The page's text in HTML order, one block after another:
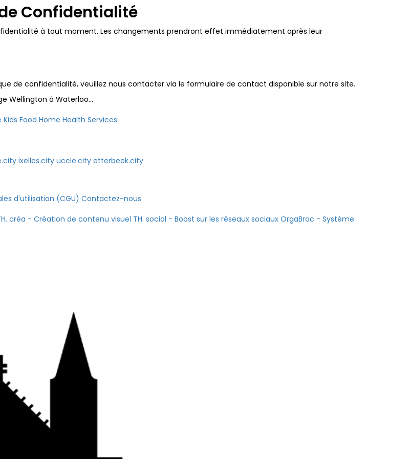
Confidentialité
à tout moment. Les changements prendront effet immédiatement après leur
de confidentialité, veuillez nous contacter via le formulaire de contact disponible sur notre site.
Wellington à Waterloo...
Kids Food Home Health Services
ixelles.city uccle.city etterbeek.city
d'utilisation (CGU) Contactez-nous
créa - Création de contenu visuel TH. social - Boost sur les réseaux sociaux OrgaBroc - Système